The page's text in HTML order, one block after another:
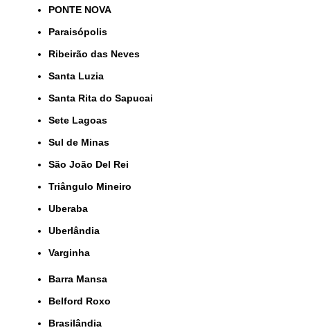
PONTE NOVA
Paraisópolis
Ribeirão das Neves
Santa Luzia
Santa Rita do Sapucai
Sete Lagoas
Sul de Minas
São João Del Rei
Triângulo Mineiro
Uberaba
Uberlândia
Varginha
Barra Mansa
Belford Roxo
Brasilândia